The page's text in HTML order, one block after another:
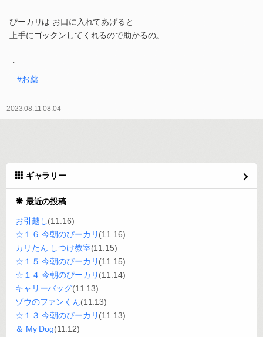
ぴーカリは お口に入れてあげると
上手にゴックンしてくれるので助かるの。
・
#お薬
2023.08.11 08:04
ギャラリー
最近の投稿
お引越し(11.16)
☆１６ 今朝のぴーカリ(11.16)
カリたん しつけ教室(11.15)
☆１５ 今朝のぴーカリ(11.15)
☆１４ 今朝のぴーカリ(11.14)
キャリーバッグ(11.13)
ゾウのファンくん(11.13)
☆１３ 今朝のぴーカリ(11.13)
＆ My Dog(11.12)